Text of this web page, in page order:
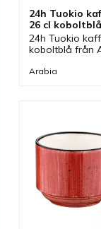
24h Tuokio
26 cl
24h Tuokio
koboltblå från
detaljer ihop
Arabia